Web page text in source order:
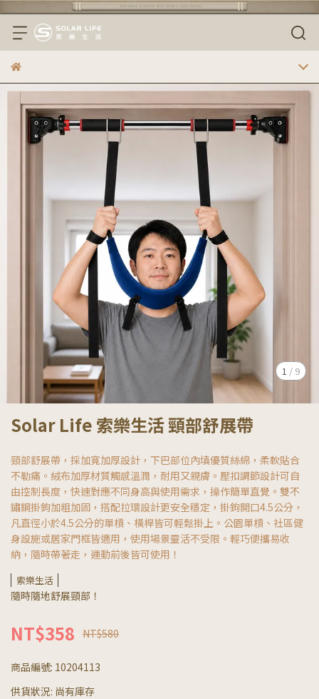
1 / 9
Solar Life 索樂生活 頸部舒展帶
頸部舒展帶，採加寬加厚設計，下巴部位內填優質絲綿，柔軟貼合
不勒痛。絨布加厚材質觸感溫潤，耐用又親膚。壓扣調節設計可自
由控制長度，快速對應不同身高與使用需求，操作簡單直覺。雙不
鏽鋼掛鉤加粗加固，搭配拉環設計更安全穩定，掛鉤開口4.5公分，
凡直徑小於4.5公分的單槓、橫桿皆可輕鬆掛上。公園單槓、社區健
身設施或居家門框皆適用，使用場景靈活不受限。輕巧便攜易收
納，隨時帶著走，運動前後皆可使用！
索樂生活
隨時隨地舒展頸部！
NT$358 NT$580
商品編號: 10204113
供貨狀況: 尚有庫存